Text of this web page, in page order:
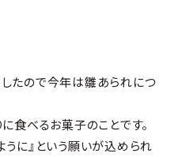
たので今年は雛あられにつ
食べるお菓子のことです。
に』という願いが込められ